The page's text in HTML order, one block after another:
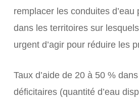
remplacer les conduites d’eau
dans les territoires sur
urgent d’agir pour réduire les
Taux d’aide de 20 à 50 %
déficitaires (quantité d’eau